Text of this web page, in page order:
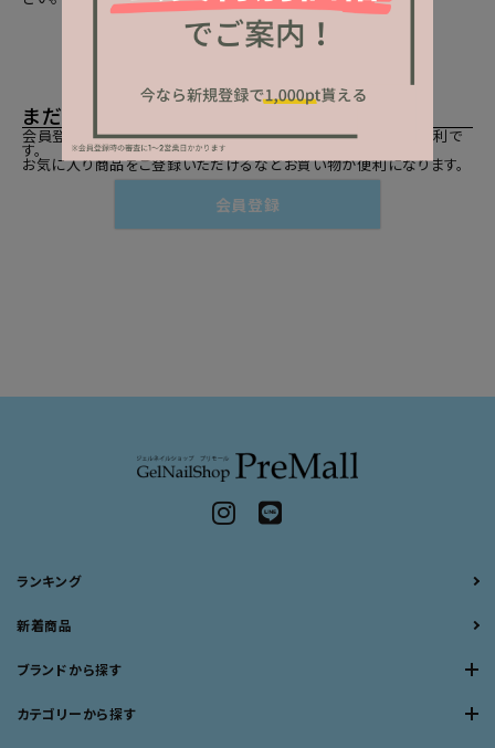
まだご登録がお済みでないお客様
会員登録をしていただきますと、二度目のお買い物時にとても便利で
す。
お気に入り商品をご登録いただけるなどお買い物が便利になります。
会員登録
ランキング
新着商品
ブランドから探す
カテゴリーから探す